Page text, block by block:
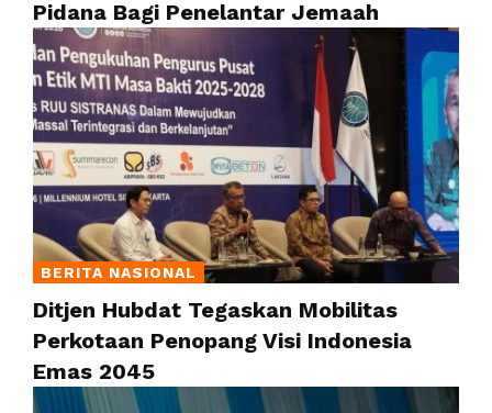
Pidana Bagi Penelantar Jemaah
BERITA NASIONAL
Ditjen Hubdat Tegaskan Mobilitas
Perkotaan Penopang Visi Indonesia
Emas 2045